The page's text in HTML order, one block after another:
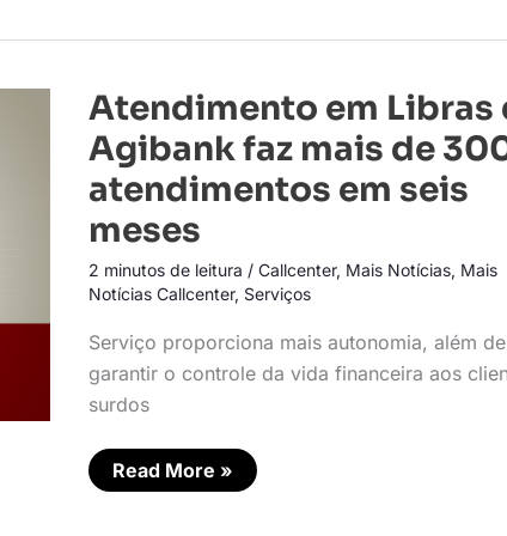
Atendimento em Libras
Agibank faz mais de
atendimentos em seis
meses
2 minutos de leitura / Callcenter, Mais Notícias, Mais
Notícias Callcenter, Serviços
Serviço proporciona mais autonomia, além de
garantir o controle da vida financeira aos
surdos
Atendimento
em
Libras
do
Agibank
faz
de
300
atendimentos
em
seis
Read More »